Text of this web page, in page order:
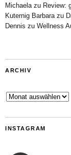
Michaela zu Review:
Kuternig Barbara zu
Dennis zu Wellness
ARCHIV
Archiv
INSTAGRAM